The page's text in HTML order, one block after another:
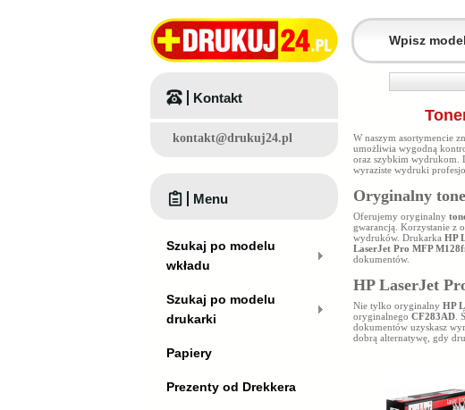
W naszym asortymencie
umożliwia wygodną
oraz szybkim wydrukom.
wyraziste wydruki
Oryginalny
Oferujemy oryginalny
gwarancją. Korzystanie z
wydruków. Drukarka HP
LaserJet Pro MFP
dokumentów.
HP LaserJet
Nie tylko oryginalny HP
oryginalnego CF283AD .
dokumentów uzyskasz
dobrą alternatywę, gdy
Kontakt
kontakt@drukuj24.pl
Menu
Szukaj po modelu
wkładu
Szukaj po modelu
drukarki
Papiery
Prezenty od Drekkera